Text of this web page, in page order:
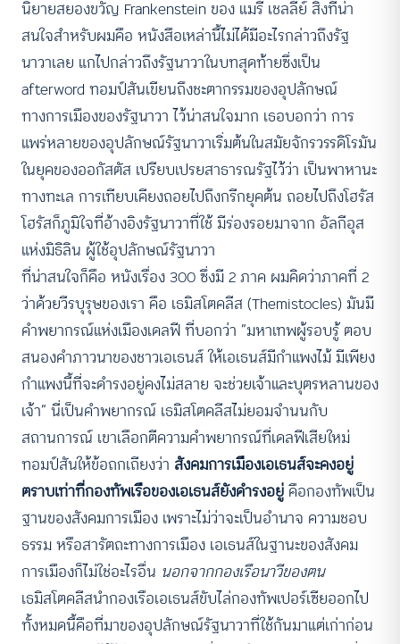
นิยายสยองขวัญ Frankenstein ของ แมรี เชลลีย์ สิ่งที่น่า
สนใจสำหรับผมคือ หนังสือเหล่านี้ไม่ได้มีอะไรกล่าวถึงรัฐ
นาวาเลย แกไปกล่าวถึงรัฐนาวาในบทสุดท้ายซึ่งเป็น
afterword ทอมป์สันเขียนถึงชะตากรรมของอุปลักษณ์
ทางการเมืองของรัฐนาวา ไว้น่าสนใจมาก เธอบอกว่า การ
แพร่หลายของอุปลักษณ์รัฐนาวาเริ่มต้นในสมัยจักรวรรดิโรมัน
ในยุคของออกัสตัส เปรียบเปรยสาธารณรัฐไว้ว่า เป็นพาหานะ
ทางทะเล การเทียบเคียงถอยไปถึงกรีกยุคต้น ถอยไปถึงโฮรัส
โฮรัสก็ภูมิใจที่อ้างอิงรัฐนาวาที่ใช้ มีร่องรอยมาจาก อัลกีอุส
แห่งมิธิลิน ผู้ใช้อุปลักษณ์รัฐนาวา
ที่น่าสนใจก็คือ หนังเรื่อง 300 ซึ่งมี 2 ภาค ผมคิดว่าภาคที่ 2
ว่าด้วยวีรบุรุษของเรา คือ เธมิสโตคลีส (Themistocles) มันมี
คำพยากรณ์แห่งเมืองเดลฟี ที่บอกว่า “มหาเทพผู้รอบรู้ ตอบ
สนองคำภาวนาของชาวเอเธนส์ ให้เอเธนส์มีกำแพงไม้ มีเพียง
กำแพงนี้ที่จะดำรงอยู่คงไม่สลาย จะช่วยเจ้าและบุตรหลานของ
เจ้า” นี่เป็นคำพยากรณ์ เธมิสโตคลีสไม่ยอมจำนนกับ
สถานการณ์ เขาเลือกตีความคำพยากรณ์ที่เดลฟีเสียใหม่
ทอมป์สันให้ข้อถกเถียงว่า สังคมการเมืองเอเธนส์จะคงอยู่
ตราบเท่าที่กองทัพเรือของเอเธนส์ยังดำรงอยู่คือกองทัพเป็น
ฐานของสังคมการเมือง เพราะไม่ว่าจะเป็นอำนาจ ความชอบ
ธรรม หรือสารัตถะทางการเมือง เอเธนส์ในฐานะของสังคม
การเมืองก็ไม่ใช่อะไรอื่น นอกจากกองเรือนาวีของตน
เธมิสโตคลีสนำกองเรือเอเธนส์ขับไล่กองทัพเปอร์เซียออกไป
ทั้งหมดนี้คือที่มาของอุปลักษณ์รัฐนาวาที่ใช้กันมาแต่เก่าก่อน